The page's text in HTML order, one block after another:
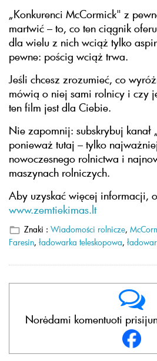
„Konkurenci McCormick" z
martwić – to, co ten ciągnik
dla wielu z nich wciąż tylko
pewne: pościg wciąż trwa.
Jeśli chcesz zrozumieć, co
mówią o niej sami rolnicy i czy
ten film jest dla Ciebie.
Nie zapomnij: subskrybuj kanał
ponieważ tutaj – tylko
nowoczesnego rolnictwa i
maszynach rolniczych.
Aby uzyskać więcej informacji,
www.zemtiekimas.lt
Znaki : Wiadomości rolnicze,
Faresin, ładowarka teleskopowa,
Norėdami komentuoti